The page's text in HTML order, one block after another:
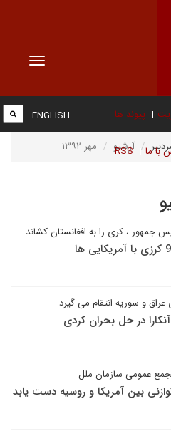
Toggle
پیوند ها
با ما RSS
ENGLISH
آرشیو مهر ۱۳۹۲
جمهور ، کری را به افغانستان کشاند
عراق و سوریه انتقام می گیرد
در حل بحران کردی
عمومی سازمان ملل
توازنی بین آمریکا و روسیه دست یابد